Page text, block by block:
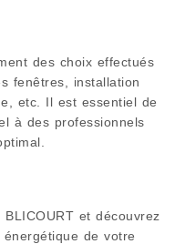
des choix effectués
fenêtres, installation
etc. Il est essentiel de
à des professionnels
BLICOURT et découvrez
de votre